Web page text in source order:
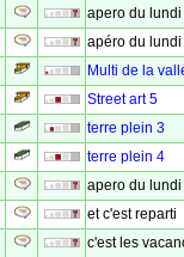
apero du lundi
apéro du lundi
Multi de la
Street art 5
terre plein 3
terre plein 4
apero du lundi
et c'est reparti
c'est les